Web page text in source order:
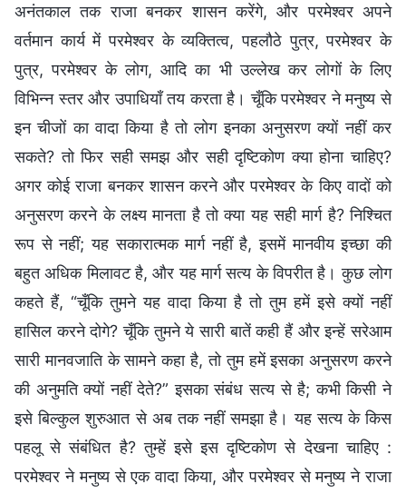
अनंतकाल तक राजा बनकर शासन करेंगे, और परमेश्वर अपने
वर्तमान कार्य में परमेश्वर के व्यक्तित्व, पहलौठे पुत्र, परमेश्वर के
पुत्र, परमेश्वर के लोग, आदि का भी उल्लेख कर लोगों के लिए
विभिन्न स्तर और उपाधियाँ तय करता है। चूँकि परमेश्वर ने मनुष्य से
इन चीजों का वादा किया है तो लोग इनका अनुसरण क्यों नहीं कर
सकते? तो फिर सही समझ और सही दृष्टिकोण क्या होना चाहिए?
अगर कोई राजा बनकर शासन करने और परमेश्वर के किए वादों को
अनुसरण करने के लक्ष्य मानता है तो क्या यह सही मार्ग है? निश्चित
रूप से नहीं; यह सकारात्मक मार्ग नहीं है, इसमें मानवीय इच्छा की
बहुत अधिक मिलावट है, और यह मार्ग सत्य के विपरीत है। कुछ लोग
कहते हैं, “चूँकि तुमने यह वादा किया है तो तुम हमें इसे क्यों नहीं
हासिल करने दोगे? चूँकि तुमने ये सारी बातें कही हैं और इन्हें सरेआम
सारी मानवजाति के सामने कहा है, तो तुम हमें इसका अनुसरण करने
की अनुमति क्यों नहीं देते?” इसका संबंध सत्य से है; कभी किसी ने
इसे बिल्कुल शुरुआत से अब तक नहीं समझा है। यह सत्य के किस
पहलू से संबंधित है? तुम्हें इसे इस दृष्टिकोण से देखना चाहिए :
परमेश्वर ने मनुष्य से एक वादा किया, और परमेश्वर से मनुष्य ने राजा